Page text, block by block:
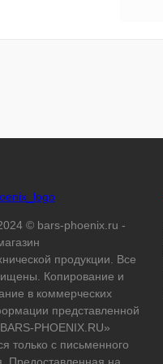
© bars-phoenix.ru -
продукции. Все
Копирование и
в коммерческих
представленной
PHOENIX.RU»
только с письменного
Предоставленная на